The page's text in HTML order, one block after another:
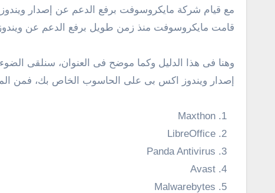
مع قيام شركة مايكروسوفت برفع الدعم عن إصدار ويندوز من الإصدارات الخاصة بها، تبدأ الشركات والمطورين القائمين على تطوير البرامج والتطبيقات برفع الدعم أيضًا، وقد
قامت مايكروسوفت منذ زمن طويل برفع الدعم عن ويندوز XP ولكن فى الوقت نفسه لا تزعل هناك مجموعة من اهم برامج الكمبيوتر التي لا تزال تعمل على ويندوز XP .
إصدار ويندوز اكس بى على الحاسوب الخاص بك، فمن
Maxthon
LibreOffice
Panda Antivirus
Avast
Malwarebytes